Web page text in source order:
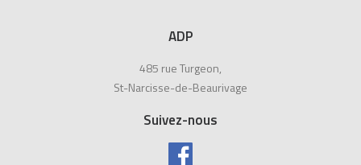
ADP
485 rue Turgeon,
St-Narcisse-de-Beaurivage
Suivez-nous